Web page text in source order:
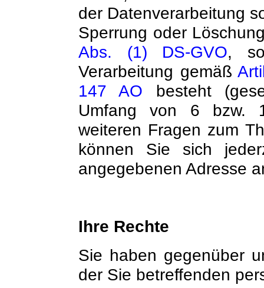
der Datenverarbeitung
Sperrung oder
Abs. (1) DS-GVO,
Verarbeitung gemäß
147 AO besteht
Umfang von 6 bzw.
weiteren Fragen zum
können Sie sich
angegebenen Adresse
Ihre Rechte
Sie haben gegenüber
der Sie betreffenden